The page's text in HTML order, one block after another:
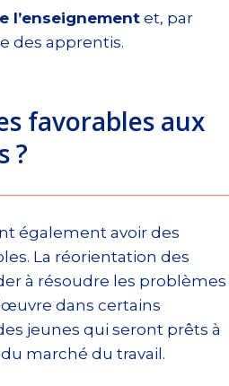
l’enseignement et, par
des apprentis.
favorables aux
?
également avoir des
La réorientation des
à résoudre les problèmes
dans certains
jeunes qui seront prêts à
marché du travail.